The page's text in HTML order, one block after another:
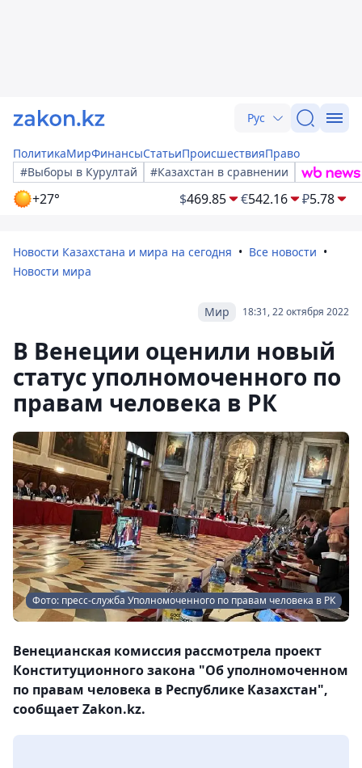
Рус
ПолитикаМирФинансыСтатьиПроисшествияПраво
#Выборы в Курултай
#Казахстан в сравнении
+27° $469.85 €542.16 ₽5.78
Новости Казахстана и мира на сегодня
Все новости
Новости мира
18:31, 22 октября 2022
Мир
В Венеции оценили новый
статус уполномоченного по
правам человека в РК
Фото: пресс-служба Уполномоченного по правам человека в РК
Венецианская комиссия рассмотрела проект
Конституционного закона "Об уполномоченном
по правам человека в Республике Казахстан",
сообщает Zakon.kz.